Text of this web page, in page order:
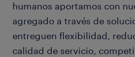
humanos aportamos con
agregado a través de
entreguen flexibilidad,
calidad de servicio,